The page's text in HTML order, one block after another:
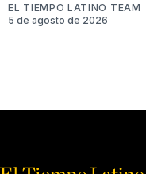
EL TIEMPO LATINO TEAM
5 de agosto de 2026